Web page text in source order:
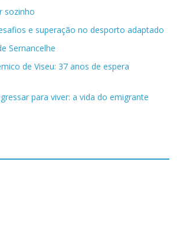
sozinho
e superação no desporto adaptado
Sernancelhe
de Viseu: 37 anos de espera
para viver: a vida do emigrante